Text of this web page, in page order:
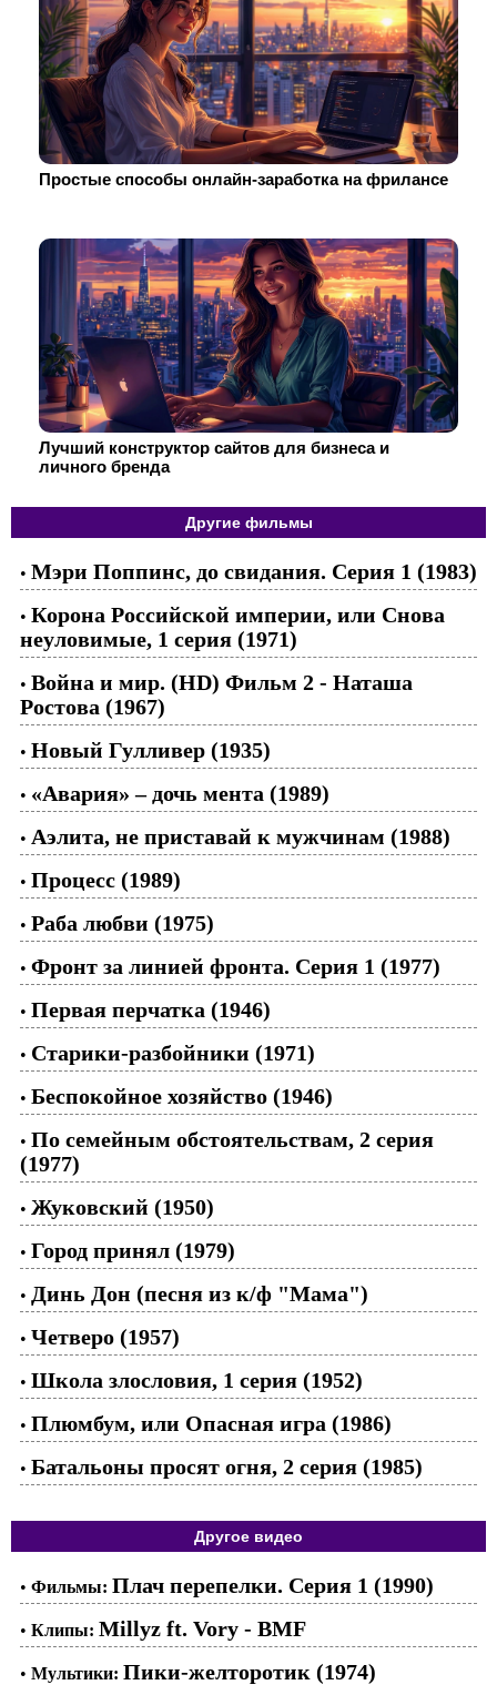
Простые способы онлайн-заработка на фрилансе
Лучший конструктор сайтов для бизнеса и
личного бренда
Другие фильмы
• Мэри Поппинс, до свидания. Серия 1 (1983)
• Корона Российской империи, или Снова
неуловимые, 1 серия (1971)
• Война и мир. (HD) Фильм 2 - Наташа
Ростова (1967)
• Новый Гулливер (1935)
• «Авария» – дочь мента (1989)
• Аэлита, не приставай к мужчинам (1988)
• Процесс (1989)
• Раба любви (1975)
• Фронт за линией фронта. Серия 1 (1977)
• Первая перчатка (1946)
• Старики-разбойники (1971)
• Беспокойное хозяйство (1946)
• По семейным обстоятельствам, 2 серия
(1977)
• Жуковский (1950)
• Город принял (1979)
• Динь Дон (песня из к/ф "Мама")
• Четверо (1957)
• Школа злословия, 1 серия (1952)
• Плюмбум, или Опасная игра (1986)
• Батальоны просят огня, 2 серия (1985)
Другое видео
• Фильмы: Плач перепелки. Серия 1 (1990)
• Клипы: Millyz ft. Vory - BMF
• Мультики: Пики-желторотик (1974)